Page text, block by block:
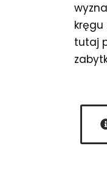
tutaj